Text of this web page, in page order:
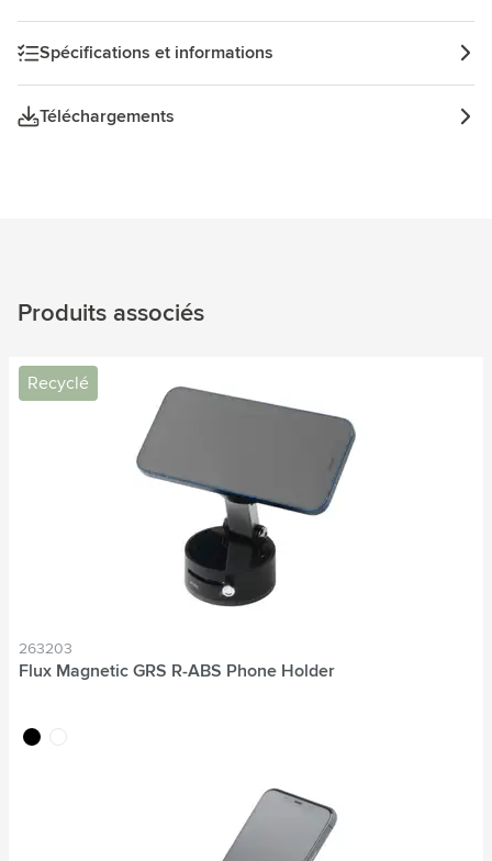
inclus. Certifié RCS. Matière recyclée totale : 30%
Spécifications et informations
Téléchargements
Produits associés
Recyclé
263203
Flux Magnetic GRS R-ABS Phone Holder
noir blanc